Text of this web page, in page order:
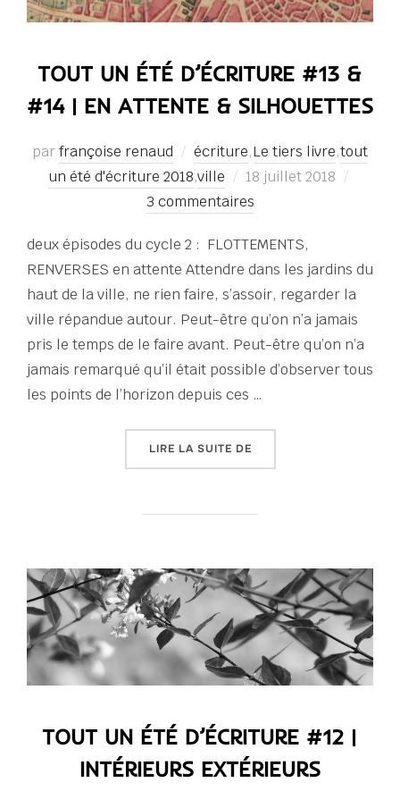
TOUT UN ÉTÉ D’ÉCRITURE #13 &
#14 | EN ATTENTE & SILHOUETTES
parfrançoise renaud écriture,Le tiers livre,tout
un été d'écriture 2018,ville
Publié
le
18 juillet 2018
3 commentaires
deux épisodes du cycle 2 : FLOTTEMENTS,
RENVERSES en attente Attendre dans les jardins du
haut de la ville, ne rien faire, s’assoir, regarder la
ville répandue autour. Peut-être qu’on n’a jamais
pris le temps de le faire avant. Peut-être qu’on n’a
jamais remarqué qu’il était possible d’observer tous
les points de l’horizon depuis ces …
LIRE LA SUITE DE« TOUT UN ÉTÉ
TOUT UN ÉTÉ D’ÉCRITURE #12 |
INTÉRIEURS EXTÉRIEURS